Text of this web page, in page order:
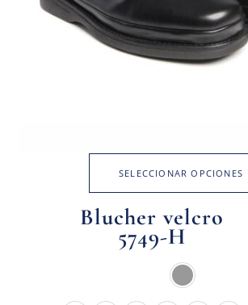
SELECCIONAR OPCIONES
Blucher velcro
5749-H